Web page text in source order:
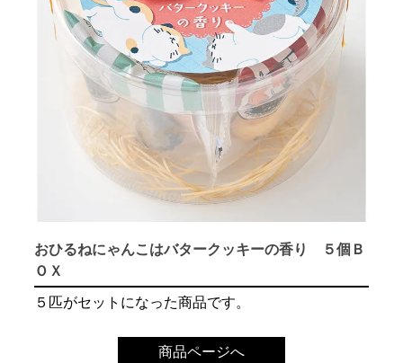
おひるねにゃんこはバタークッキーの香り ５個Ｂ
ＯＸ
５匹がセットになった商品です。
商品ページへ